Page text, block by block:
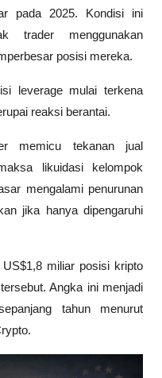
pada 2025. Kondisi ini
trader menggunakan
posisi mereka.
leverage mulai terkena
reaksi berantai.
memicu tekanan jual
likuidasi kelompok
mengalami penurunan
jika hanya dipengaruhi
miliar posisi kripto
Angka ini menjadi
tahun menurut
.